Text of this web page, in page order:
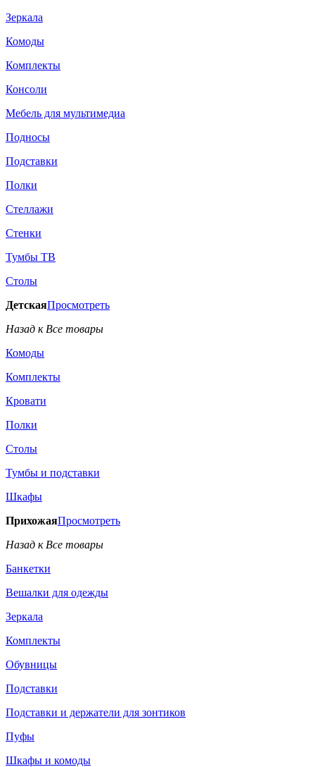
Зеркала
Комоды
Комплекты
Консоли
Мебель для мультимедиа
Подносы
Подставки
Полки
Стеллажи
Стенки
Тумбы ТВ
Столы
ДетскаяПросмотреть
Назад к Все товары
Комоды
Комплекты
Кровати
Полки
Столы
Тумбы и подставки
Шкафы
ПрихожаяПросмотреть
Назад к Все товары
Банкетки
Вешалки для одежды
Зеркала
Комплекты
Обувницы
Подставки
Подставки и держатели для зонтиков
Пуфы
Шкафы и комоды